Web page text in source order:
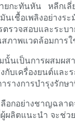
ยกะทันหัน หลีก
เชื้อเพลิงอย่าง
วจสอบและระบ
ภาพแวดล้อมกา
นั้นเป็นการผสม
บเครื่องยนต์และ
งการบำรุงรักษ
อกอย่างชาญฉล
ผลิตแนะนำ จะ